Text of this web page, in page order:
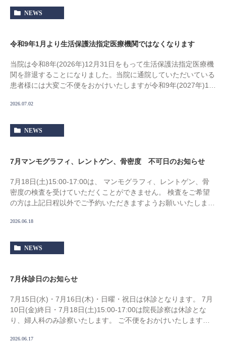
NEWS
令和9年1月より生活保護法指定医療機関ではなくなります
当院は令和8年(2026年)12月31日をもって生活保護法指定医療機
関を辞退することになりました。当院に通院していただいている
患者様には大変ご不便をおかけいたしますが令和9年(2027年)1月
2026.07.02
NEWS
7月マンモグラフィ、レントゲン、骨密度 不可日のお知らせ
7月18日(土)15:00-17:00は、 マンモグラフィ、レントゲン、骨
密度の検査を受けていただくことができません。 検査をご希望
の方は上記日程以外でご予約いただきますようお願いいたしま
2026.06.18
NEWS
7月休診日のお知らせ
7月15日(水)・7月16日(木)・日曜・祝日は休診となります。 7月
10日(金)終日・7月18日(土)15:00-17:00は院長診察は休診とな
り、婦人科のみ診察いたします。 ご不便をおかけいたしますが
2026.06.17